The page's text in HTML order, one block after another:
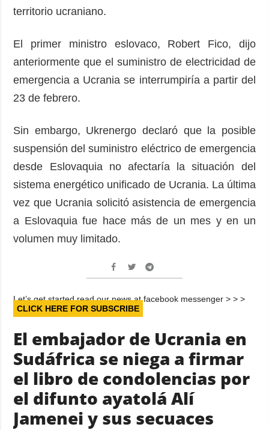
territorio ucraniano.
El primer ministro eslovaco, Robert Fico, dijo
anteriormente que el suministro de electricidad de
emergencia a Ucrania se interrumpiría a partir del
23 de febrero.
Sin embargo, Ukrenergo declaró que la posible
suspensión del suministro eléctrico de emergencia
desde Eslovaquia no afectaría la situación del
sistema energético unificado de Ucrania. La última
vez que Ucrania solicitó asistencia de emergencia
a Eslovaquia fue hace más de un mes y en un
volumen muy limitado.
Let’s get started read our news at facebook messenger > > >
CLICK HERE FOR SUBSCRIBE
El embajador de Ucrania en
Sudáfrica se niega a firmar
el libro de condolencias por
el difunto ayatolá Alí
Jamenei y sus secuaces